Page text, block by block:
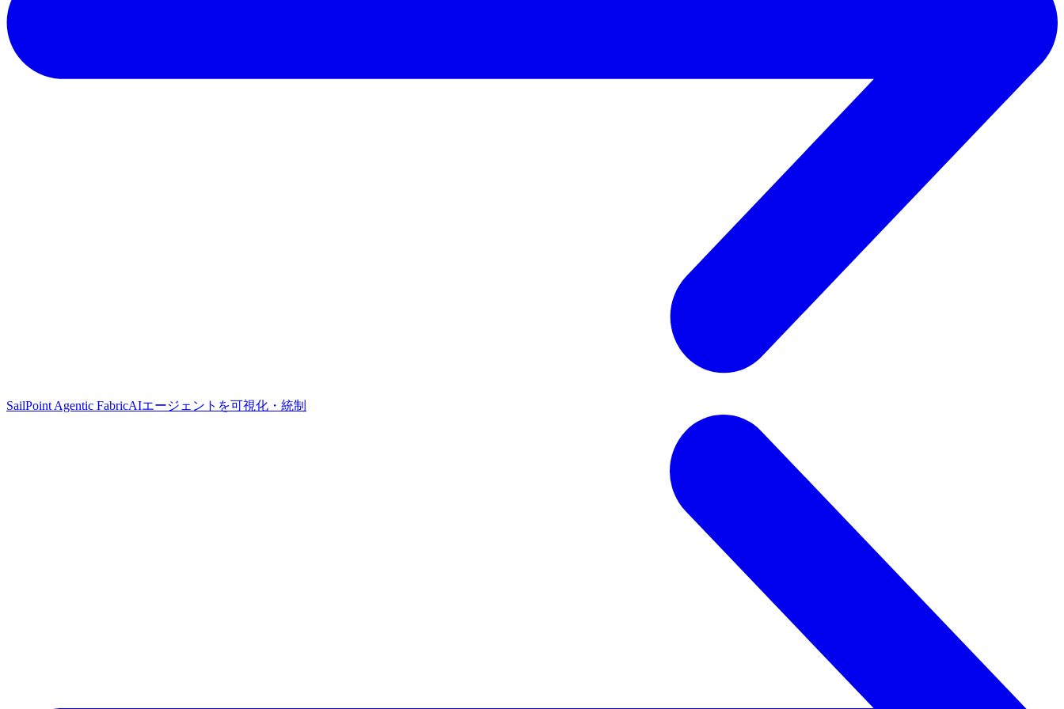
SailPoint Agentic FabricAIエージェントを可視化・統制